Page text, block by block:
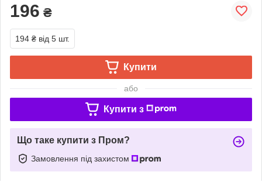
196 ₴
194 ₴ від 5 шт.
Купити
або
Купити з
Що таке купити з Пром?
Замовлення під захистом